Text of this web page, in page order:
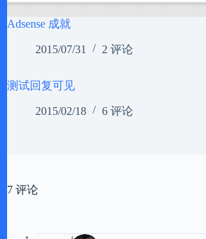
Adsense 成就
2015/07/31 2 评论
测试回复可见
2015/02/18 6 评论
7 评论